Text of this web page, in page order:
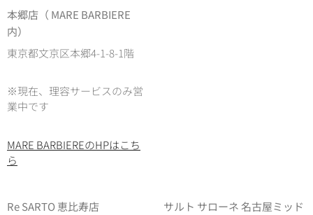
本郷店（ MARE BARBIERE
内）
東京都文京区本郷4-1-8-1階
※現在、理容サービスのみ営
業中です
MARE BARBIEREのHPはこち
ら
Re SARTO 恵比寿店
サルト サローネ 名古屋ミッド